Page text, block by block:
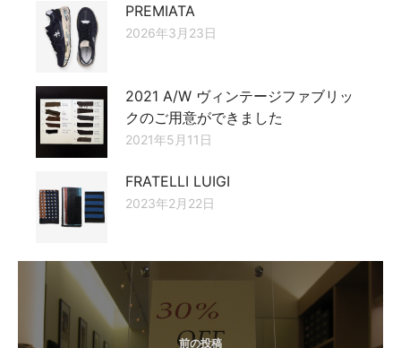
PREMIATA
2026年3月23日
2021 A/W ヴィンテージファブリッ
クのご用意ができました
2021年5月11日
FRATELLI LUIGI
2023年2月22日
前の投稿